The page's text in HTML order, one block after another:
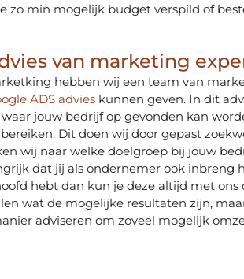
zo min mogelijk budget verspild of
van marketing
hebben wij een team van
ADS advies kunnen geven. In dit
jouw bedrijf op gevonden kan
Dit doen wij door gepast
wij naar welke doelgroep bij jouw
dat jij als ondernemer ook inbreng
hebt dan kun je deze altijd met ons
wat de mogelijke resultaten zijn,
adviseren om zoveel mogelijk